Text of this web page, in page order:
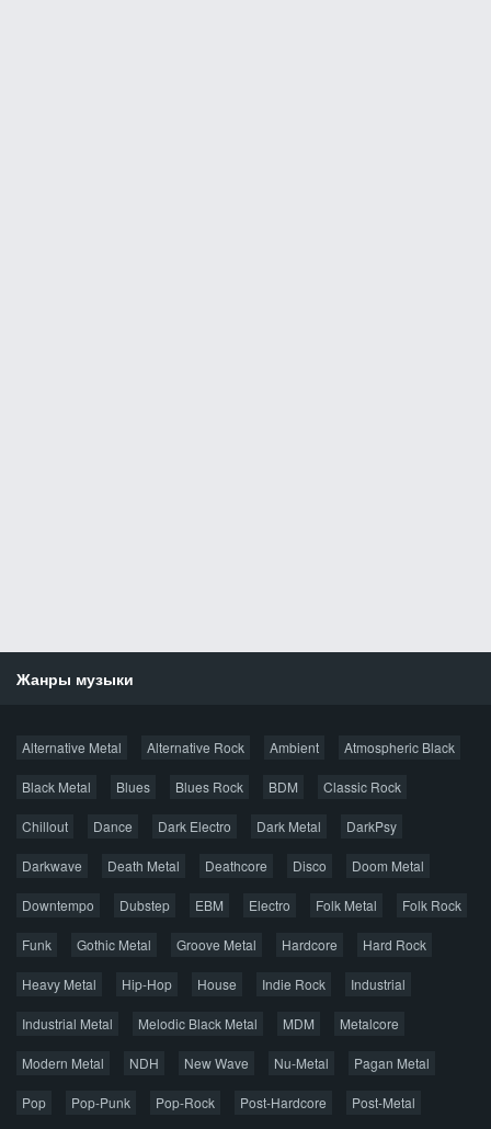
Жанры музыки
Alternative Metal Alternative Rock Ambient Atmospheric Black
Black Metal Blues Blues Rock BDM Classic Rock
Chillout Dance Dark Electro Dark Metal DarkPsy
Darkwave Death Metal Deathcore Disco Doom Metal
Downtempo Dubstep EBM Electro Folk Metal Folk Rock
Funk Gothic Metal Groove Metal Hardcore Hard Rock
Heavy Metal Hip-Hop House Indie Rock Industrial
Industrial Metal Melodic Black Metal MDM Metalcore
Modern Metal NDH New Wave Nu-Metal Pagan Metal
Pop Pop-Punk Pop-Rock Post-Hardcore Post-Metal
Новые раздачи
Популярное за сутки
Главная Поиск по сайту
Карта сайта
Джаз
Метал Поп Рэп Рок Шансон
Весь материал выложен для ознакомления, после
лицензионную копию.